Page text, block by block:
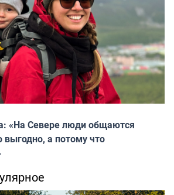
«На Севере люди общаются
выгодно, а потому что